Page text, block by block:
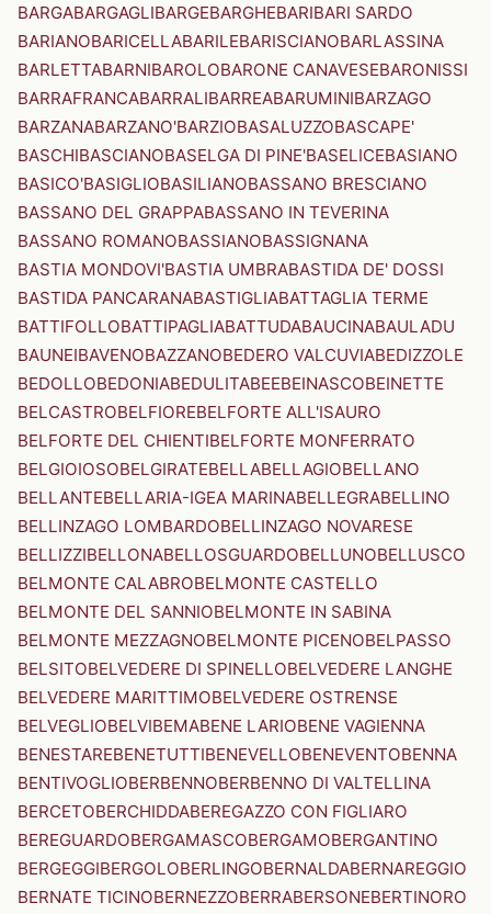
BARGABARGAGLIBARGEBARGHEBARIBARI SARDO
BARIANOBARICELLABARILEBARISCIANOBARLASSINA
BARLETTABARNIBAROLOBARONE CANAVESEBARONISSI
BARRAFRANCABARRALIBARREABARUMINIBARZAGO
BARZANABARZANO'BARZIOBASALUZZOBASCAPE'
BASCHIBASCIANOBASELGA DI PINE'BASELICEBASIANO
BASICO'BASIGLIOBASILIANOBASSANO BRESCIANO
BASSANO DEL GRAPPABASSANO IN TEVERINA
BASSANO ROMANOBASSIANOBASSIGNANA
BASTIA MONDOVI'BASTIA UMBRABASTIDA DE' DOSSI
BASTIDA PANCARANABASTIGLIABATTAGLIA TERME
BATTIFOLLOBATTIPAGLIABATTUDABAUCINABAULADU
BAUNEIBAVENOBAZZANOBEDERO VALCUVIABEDIZZOLE
BEDOLLOBEDONIABEDULITABEEBEINASCOBEINETTE
BELCASTROBELFIOREBELFORTE ALL'ISAURO
BELFORTE DEL CHIENTIBELFORTE MONFERRATO
BELGIOIOSOBELGIRATEBELLABELLAGIOBELLANO
BELLANTEBELLARIA-IGEA MARINABELLEGRABELLINO
BELLINZAGO LOMBARDOBELLINZAGO NOVARESE
BELLIZZIBELLONABELLOSGUARDOBELLUNOBELLUSCO
BELMONTE CALABROBELMONTE CASTELLO
BELMONTE DEL SANNIOBELMONTE IN SABINA
BELMONTE MEZZAGNOBELMONTE PICENOBELPASSO
BELSITOBELVEDERE DI SPINELLOBELVEDERE LANGHE
BELVEDERE MARITTIMOBELVEDERE OSTRENSE
BELVEGLIOBELVIBEMABENE LARIOBENE VAGIENNA
BENESTAREBENETUTTIBENEVELLOBENEVENTOBENNA
BENTIVOGLIOBERBENNOBERBENNO DI VALTELLINA
BERCETOBERCHIDDABEREGAZZO CON FIGLIARO
BEREGUARDOBERGAMASCOBERGAMOBERGANTINO
BERGEGGIBERGOLOBERLINGOBERNALDABERNAREGGIO
BERNATE TICINOBERNEZZOBERRABERSONEBERTINORO